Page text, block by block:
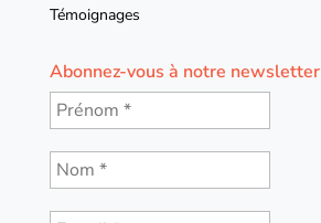
Témoignages
Abonnez-vous à notre newsletter